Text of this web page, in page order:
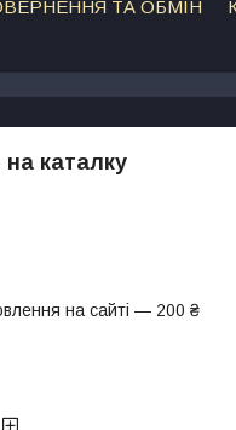
ТА ОБМІН
на каталку
на сайті — 200 ₴